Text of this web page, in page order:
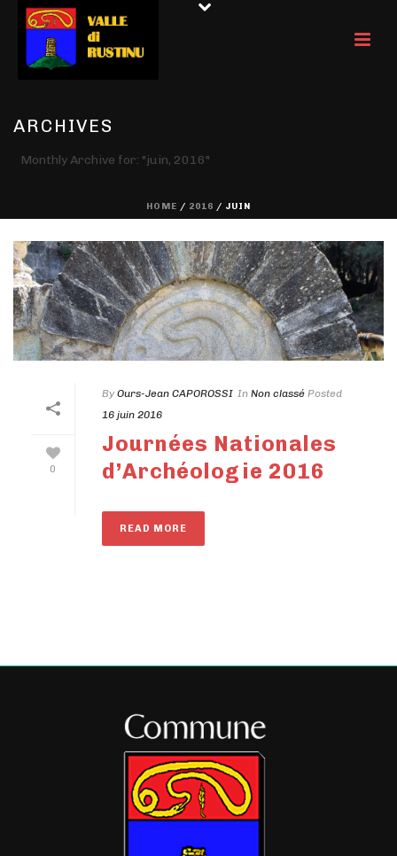
ARCHIVES
Monthly Archive for: "juin, 2016"
HOME / 2016 / JUIN
0
ByOurs-Jean CAPOROSSI In Non classé Posted
16 juin 2016
Journées Nationales
d’Archéologie 2016
READ MORE